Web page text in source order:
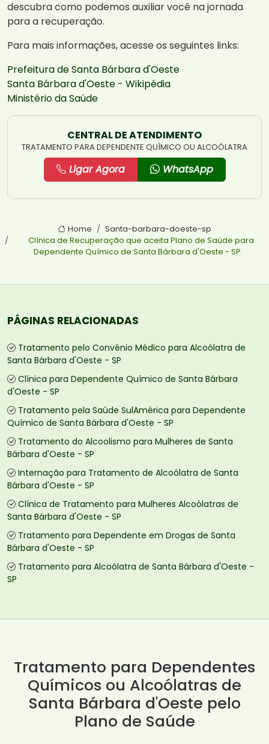
descubra como podemos auxiliar você na jornada
para a recuperação.
Para mais informações, acesse os seguintes links:
Prefeitura de Santa Bárbara d'Oeste
Santa Bárbara d'Oeste - Wikipédia
Ministério da Saúde
CENTRAL DE ATENDIMENTO
TRATAMENTO PARA DEPENDENTE QUÍMICO OU ALCOÓLATRA
Ligar Agora WhatsApp
Home
Santa-barbara-doeste-sp
Clínica de Recuperação que aceita Plano de Saúde para
Dependente Químico de Santa Bárbara d'Oeste - SP
PÁGINAS RELACIONADAS
Tratamento pelo Convênio Médico para Alcoólatra de
Santa Bárbara d'Oeste - SP
Clínica para Dependente Químico de Santa Bárbara
d'Oeste - SP
Tratamento pela Saúde SulAmérica para Dependente
Químico de Santa Bárbara d'Oeste - SP
Tratamento do Alcoolismo para Mulheres de Santa
Bárbara d'Oeste - SP
Internação para Tratamento de Alcoólatra de Santa
Bárbara d'Oeste - SP
Clínica de Tratamento para Mulheres Alcoólatras de
Santa Bárbara d'Oeste - SP
Tratamento para Dependente em Drogas de Santa
Bárbara d'Oeste - SP
Tratamento para Alcoólatra de Santa Bárbara d'Oeste -
SP
Tratamento para Dependentes
Químicos ou Alcoólatras de
Santa Bárbara d'Oeste pelo
Plano de Saúde